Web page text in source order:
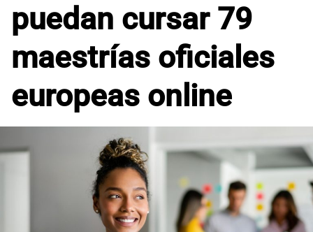
puedan cursar 79
maestrías oficiales
europeas online